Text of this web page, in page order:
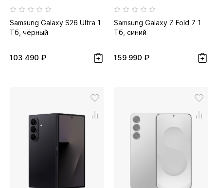
Samsung Galaxy S26 Ultra 1
Тб, чёрный
103 490 ₽
Samsung Galaxy Z Fold 7 1
Тб, синий
159 990 ₽